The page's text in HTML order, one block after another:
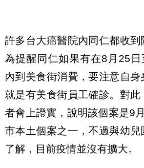
許多台大癌醫院內同仁都收到
為提醒同仁如果有在8月25
內到美食街消費，要注意自身
就是有美食街員工確診。對
者會上證實，說明該個案是9
市本土個案之一，不過與幼兒
了解，目前疫情並沒有擴大。